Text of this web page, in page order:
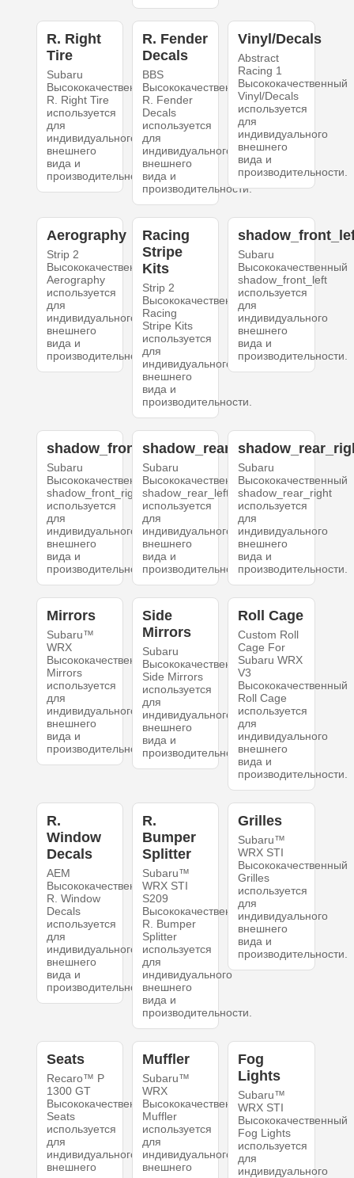
R. Right
Tire
Subaru
Высококачественный
R. Right Tire
используется
для
индивидуального
внешнего
вида и
производительности.
R. Fender
Decals
BBS
Высококачественный
R. Fender
Decals
используется
для
индивидуального
внешнего
вида и
производительности.
Vinyl/Decals
Abstract
Racing 1
Высококачественный
Vinyl/Decals
используется
для
индивидуального
внешнего
вида и
производительности.
Aerography
Strip 2
Высококачественный
Aerography
используется
для
индивидуального
внешнего
вида и
производительности.
Racing
Stripe
Kits
Strip 2
Высококачественный
Racing
Stripe Kits
используется
для
индивидуального
внешнего
вида и
производительности.
Subaru
Высококачественный
shadow_front_left
используется
для
индивидуального
внешнего
вида и
производительности.
shadow_front_right
Subaru
Высококачественный
shadow_front_right
используется
для
индивидуального
внешнего
вида и
производительности.
shadow_rear_left
Subaru
Высококачественный
shadow_rear_left
используется
для
индивидуального
внешнего
вида и
производительности.
Subaru
Высококачественный
shadow_rear_right
используется
для
индивидуального
внешнего
вида и
производительности.
Mirrors
Subaru™
WRX
Высококачественный
Mirrors
используется
для
индивидуального
внешнего
вида и
производительности.
Side
Mirrors
Subaru
Высококачественный
Side Mirrors
используется
для
индивидуального
внешнего
вида и
производительности.
Roll Cage
Custom Roll
Cage For
Subaru WRX
V3
Высококачественный
Roll Cage
используется
для
индивидуального
внешнего
вида и
производительности.
R.
Window
Decals
AEM
Высококачественный
R. Window
Decals
используется
для
индивидуального
внешнего
вида и
производительности.
R.
Bumper
Splitter
Subaru™
WRX STI
S209
Высококачественный
R. Bumper
Splitter
используется
для
индивидуального
внешнего
вида и
производительности.
Grilles
Subaru™
WRX STI
Высококачественный
Grilles
используется
для
индивидуального
внешнего
вида и
производительности.
Seats
Recaro™ P
1300 GT
Высококачественный
Seats
используется
для
индивидуального
внешнего
Muffler
Subaru™
WRX
Высококачественный
Muffler
используется
для
индивидуального
внешнего
Fog
Lights
Subaru™
WRX STI
Высококачественный
Fog Lights
используется
для
индивидуального